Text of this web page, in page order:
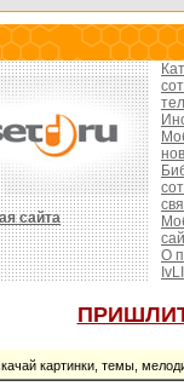
сайта
О
картинки, темы,